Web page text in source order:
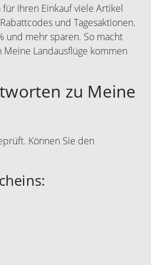
Ihren Einkauf viele Artikel
und Tagesaktionen.
und mehr sparen. So macht
Landausflüge kommen
zu Meine
Können Sie den